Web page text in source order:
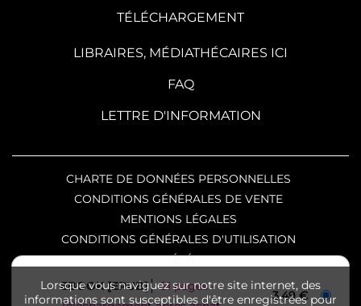
Lorsque vous naviguez sur notre site internet, des
informations sont susceptibles d'être enregistrées pour
EBOOK [EPUB]
21 pages
3,49 €
TÉLÉCHARGEMENT
LIBRAIRES, MÉDIATHÉCAIRES ICI
FAQ
LETTRE D'INFORMATION
CHARTE DE DONNÉES PERSONNELLES
CONDITIONS GÉNÉRALES DE VENTE
MENTIONS LÉGALES
CONDITIONS GÉNÉRALES D'UTILISATION
CHARTE DE RÉFÉRENCEMENT
Copyright © 2026 SKA éditeur